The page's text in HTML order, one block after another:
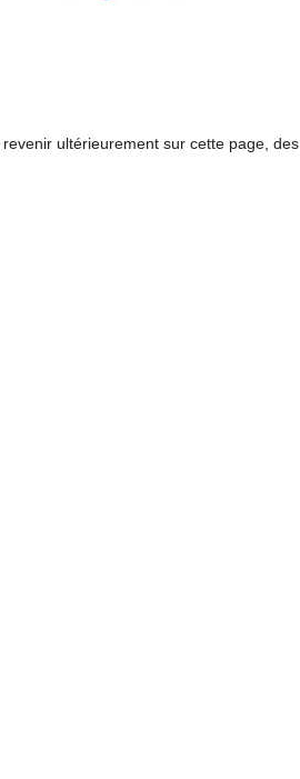
ultérieurement sur cette page, des